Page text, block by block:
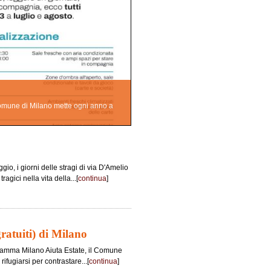
di Milano mette ogni anno a
i giorni delle stragi di via D'Amelio
nella vita della...[continua]
di Milano
Milano Aiuta Estate, il Comune
per contrastare...[continua]